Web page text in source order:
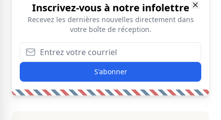
Inscrivez-vous à notre infolettre
Recevez les dernières nouvelles directement dans
votre boîte de réception.
S'abonner